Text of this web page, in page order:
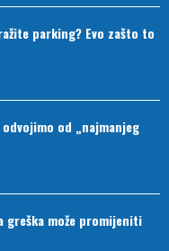
parking? Evo zašto to
od „najmanjeg
greška može promijeniti